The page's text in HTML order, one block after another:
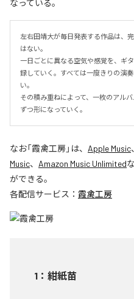
なっている。
左右田靖大が毎日発表する作品は、
はない。
一日ごとに異なる空気や感覚を、ギ
録していく。すべては一度きりの演
い。
その積み重ねによって、一枚のアル
ずつ形になっていく。
なお「霞禽工房」は、 Apple Music、
Music、 Amazon Music Unlimited
ができる。
各配信サービス： 霞禽工房
1 ： 紺紙苗